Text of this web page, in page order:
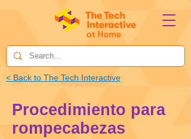
< Back to The Tech Interactive
Procedimiento para
rompecabezas